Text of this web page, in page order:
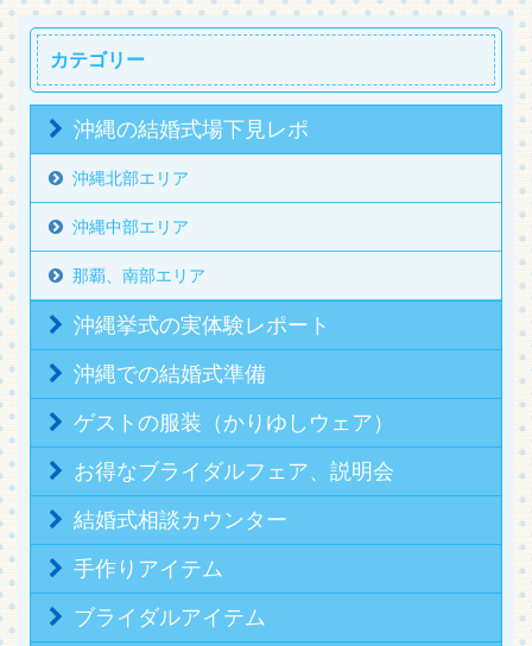
カテゴリー
沖縄の結婚式場下見レポ
沖縄北部エリア
沖縄中部エリア
那覇、南部エリア
沖縄挙式の実体験レポート
沖縄での結婚式準備
ゲストの服装（かりゆしウェア）
お得なブライダルフェア、説明会
結婚式相談カウンター
手作りアイテム
ブライダルアイテム